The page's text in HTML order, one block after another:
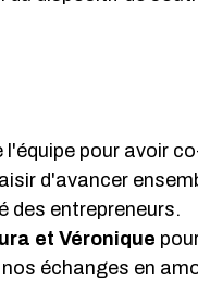
l'équipe pour avoir
d'avancer
des entrepreneurs.
et Véronique
échanges en